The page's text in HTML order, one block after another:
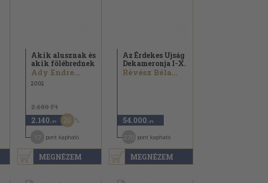
MEGNÉZEM
Akik alusznak és
akik fölébrednek
Ady Endre...
2002
2.680 Ft
2.140 ,-Ft 20
pont kapható
MEGNÉZEM
Az Érdekes Ujság
Dekameronja I-X.
Révész Béla...
54.000 ,-Ft
pont kapható